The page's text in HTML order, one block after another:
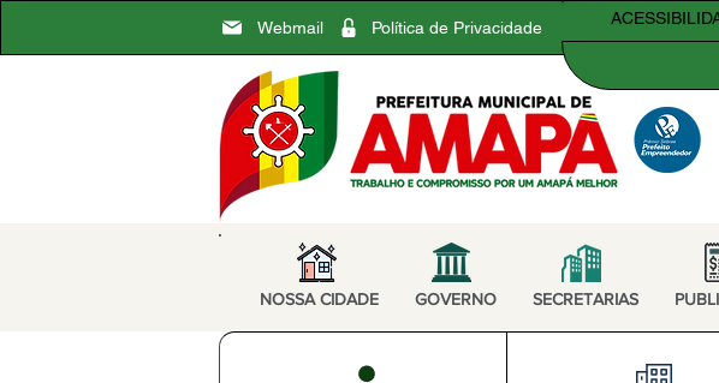
Webmail Política de Privacidade
NOSSA CIDADE GOVERNO SECRETARIAS